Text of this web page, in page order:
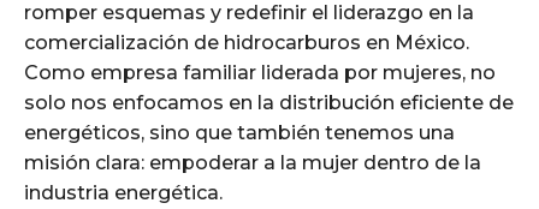
romper esquemas y redefinir el liderazgo en la
comercialización de hidrocarburos en México.
Como empresa familiar liderada por mujeres, no
solo nos enfocamos en la distribución eficiente de
energéticos, sino que también tenemos una
misión clara: empoderar a la mujer dentro de la
industria energética.